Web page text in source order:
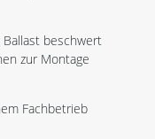
beschwert
zur Montage
Fachbetrieb